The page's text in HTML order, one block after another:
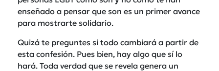
enseñado a pensar que son es un primer avance
para mostrarte solidario.
Quizá te preguntes si todo cambiará a partir de
esta confesión. Pues bien, hay algo que sí lo
hará. Toda verdad que se revela genera un